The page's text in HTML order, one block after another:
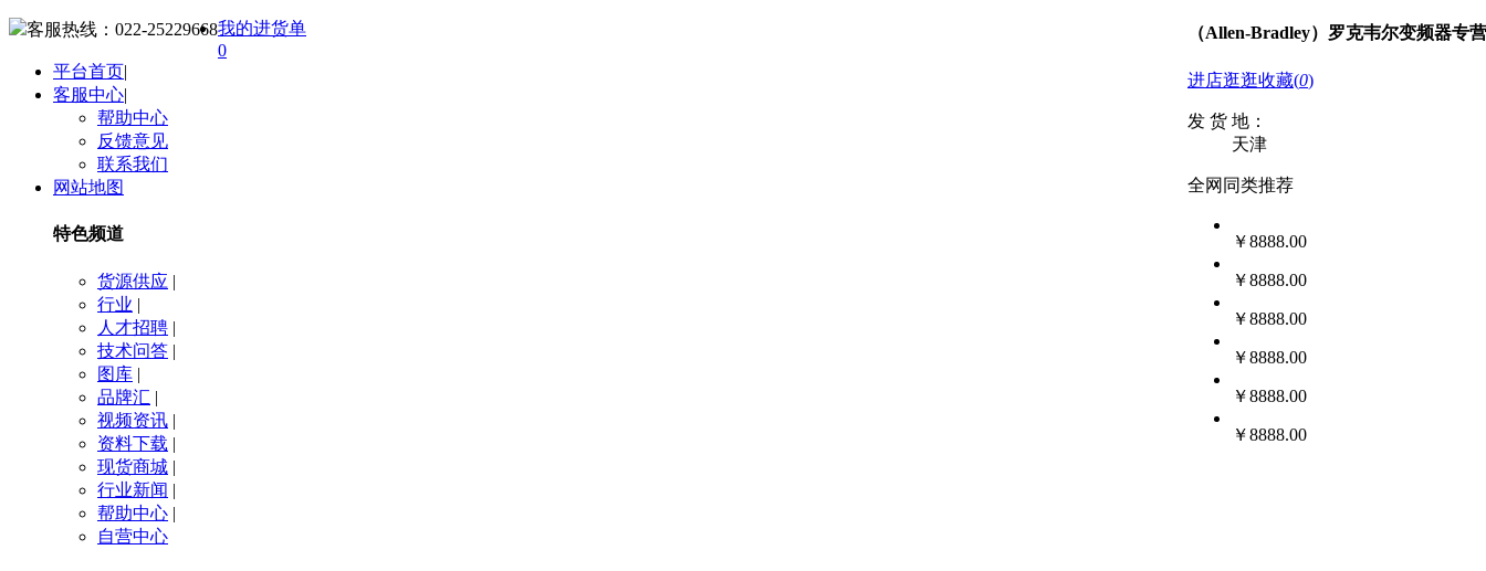
客服热线： 022-25229668我的进货单
0
平台首页|
客服中心|
帮助中心
反馈意见
联系我们
网站地图
特色频道
货源供应 |
行业 |
人才招聘 |
技术问答 |
图库 |
品牌汇 |
视频资讯 |
资料下载 |
现货商城 |
行业新闻 |
帮助中心 |
自营中心
（Allen-Bradley）罗克韦尔变频器专营
进店逛逛收藏(0)
发 货 地：
天津
全网同类推荐
￥8888.00
￥8888.00
￥8888.00
￥8888.00
￥8888.00
￥8888.00